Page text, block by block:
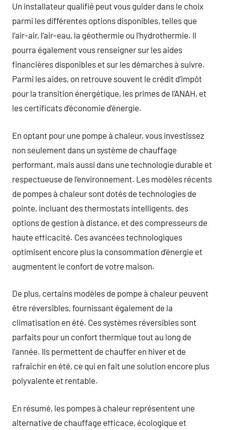
Un installateur qualifié peut vous guider dans le choix
parmi les différentes options disponibles, telles que
l’air-air, l’air-eau, la géothermie ou l’hydrothermie. Il
pourra également vous renseigner sur les aides
financières disponibles et sur les démarches à suivre.
Parmi les aides, on retrouve souvent le crédit d’impôt
pour la transition énergétique, les primes de l’ANAH, et
les certificats d’économie d’énergie.
En optant pour une pompe à chaleur, vous investissez
non seulement dans un système de chauffage
performant, mais aussi dans une technologie durable et
respectueuse de l’environnement. Les modèles récents
de pompes à chaleur sont dotés de technologies de
pointe, incluant des thermostats intelligents, des
options de gestion à distance, et des compresseurs de
haute efficacité. Ces avancées technologiques
optimisent encore plus la consommation d’énergie et
augmentent le confort de votre maison.
De plus, certains modèles de pompe à chaleur peuvent
être réversibles, fournissant également de la
climatisation en été. Ces systèmes réversibles sont
parfaits pour un confort thermique tout au long de
l’année. Ils permettent de chauffer en hiver et de
rafraîchir en été, ce qui en fait une solution encore plus
polyvalente et rentable.
En résumé, les pompes à chaleur représentent une
alternative de chauffage efficace, écologique et